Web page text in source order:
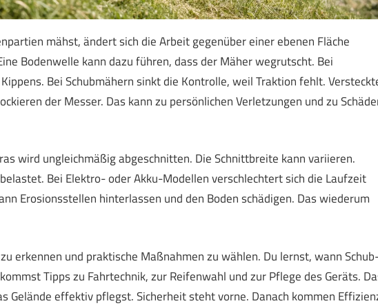
mähst, ändert sich die Arbeit gegenüber einer ebenen Fläche
Bodenwelle kann dazu führen, dass der Mäher wegrutscht. Bei
Bei Schubmähern sinkt die Kontrolle, weil Traktion fehlt.
der Messer. Das kann zu persönlichen Verletzungen und zu
wird ungleichmäßig abgeschnitten. Die Schnittbreite kann variieren.
Bei Elektro- oder Akku-Modellen verschlechtert sich die Laufzeit
Erosionsstellen hinterlassen und den Boden schädigen. Das wiederum
erkennen und praktische Maßnahmen zu wählen. Du lernst, wann
Tipps zu Fahrtechnik, zur Reifenwahl und zur Pflege des Geräts.
Gelände effektiv pflegst. Sicherheit steht vorne. Danach kommen